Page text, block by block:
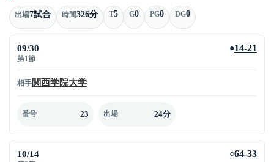
出場7試合 時間326分 T5 G0 PG0 DG0
09/30
第1節
●14-21
相手関西学院大学
番号 23 出場 24分
10/14 ○64-33